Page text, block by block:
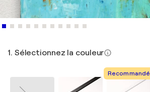
1. Sélectionnez la couleur
Recommandé